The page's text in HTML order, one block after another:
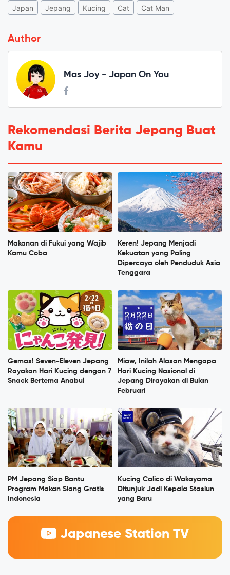
Japan Jepang Kucing Cat Cat Man
Author
Mas Joy - Japan On You
Rekomendasi Berita Jepang Buat
Kamu
Makanan di Fukui yang Wajib
Kamu Coba
Keren! Jepang Menjadi
Kekuatan yang Paling
Dipercaya oleh Penduduk Asia
Tenggara
Gemas! Seven-Eleven Jepang
Rayakan Hari Kucing dengan 7
Snack Bertema Anabul
Miaw, Inilah Alasan Mengapa
Hari Kucing Nasional di
Jepang Dirayakan di Bulan
Februari
PM Jepang Siap Bantu
Program Makan Siang Gratis
Indonesia
Kucing Calico di Wakayama
Ditunjuk Jadi Kepala Stasiun
yang Baru
Japanese Station TV